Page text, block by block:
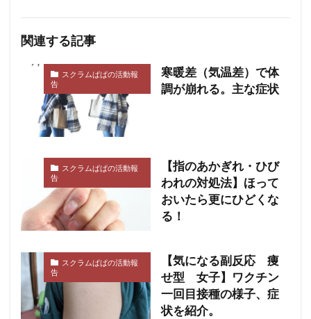
関連する記事
スクラムぱぱの活動報
告
寒暖差（気温差）で体
調が崩れる。主な症状
スクラムぱぱの活動報
告
【指のあかぎれ・ひび
われの対処法】ほって
おいたら更にひどくな
る！
スクラムぱぱの活動報
告
【気になる副反応 痩
せ型 女子】ワクチン
一回目接種の様子、症
状を紹介。